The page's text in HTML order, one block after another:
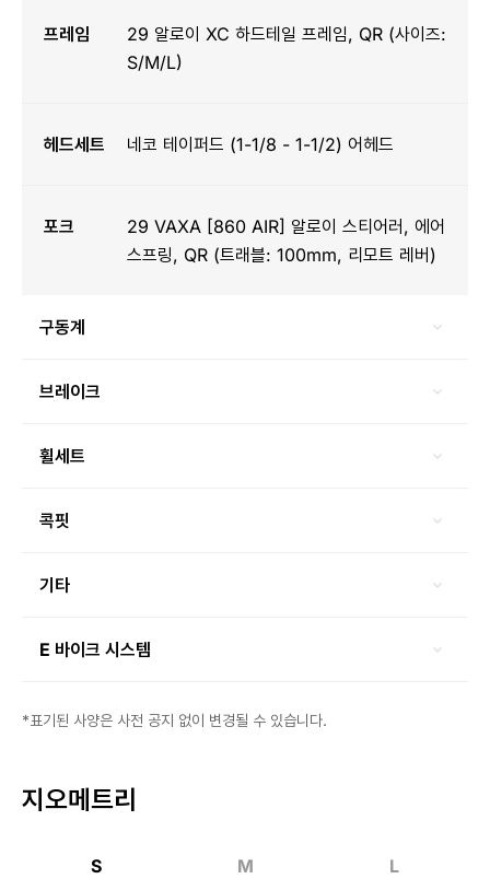
프레임
29 알로이 XC 하드테일 프레임, QR (사이즈:
S/M/L)
헤드세트 네코 테이퍼드 (1-1/8 - 1-1/2) 어헤드
포크
29 VAXA [860 AIR] 알로이 스티어러, 에어
스프링, QR (트래블: 100mm, 리모트 레버)
구동계
브레이크
휠세트
콕핏
기타
E 바이크 시스템
*표기된 사양은 사전 공지 없이 변경될 수 있습니다.
지오메트리
S M L